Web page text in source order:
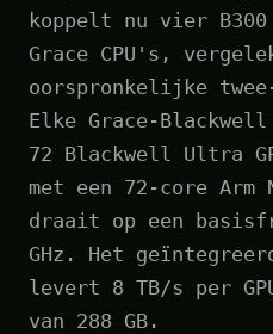
koppelt nu vier B300
Grace CPU's,
oorspronkelijke
Elke
72 Blackwell Ultra
met een 72-core Arm
draait op een
GHz. Het
levert 8 TB/s per
van 288 GB.